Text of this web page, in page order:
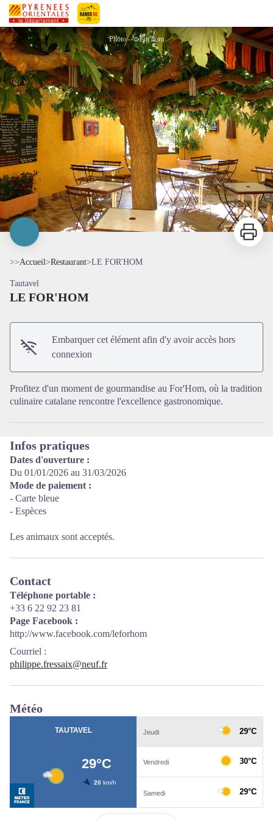
Pyrénées-Orientales Le Département
LE FOR'HOM
Photo - ☺For'hom
Voir l'image en plein écran
Imprimer
>>Accueil>Restaurant>LE FOR'HOM
Tautavel
LE FOR'HOM
Embarquer cet élément afin d'y avoir accès hors
connexion
Profitez d'un moment de gourmandise au For'Hom, où la tradition
culinaire catalane rencontre l'excellence gastronomique.
Infos pratiques
Dates d'ouverture :
Du 01/01/2026 au 31/03/2026
Mode de paiement :
- Carte bleue
- Espèces
Les animaux sont acceptés.
Contact
Téléphone portable :
+33 6 22 92 23 81
Page Facebook :
http://www.facebook.com/leforhom
Courriel :
philippe.fressaix@neuf.fr
Météo